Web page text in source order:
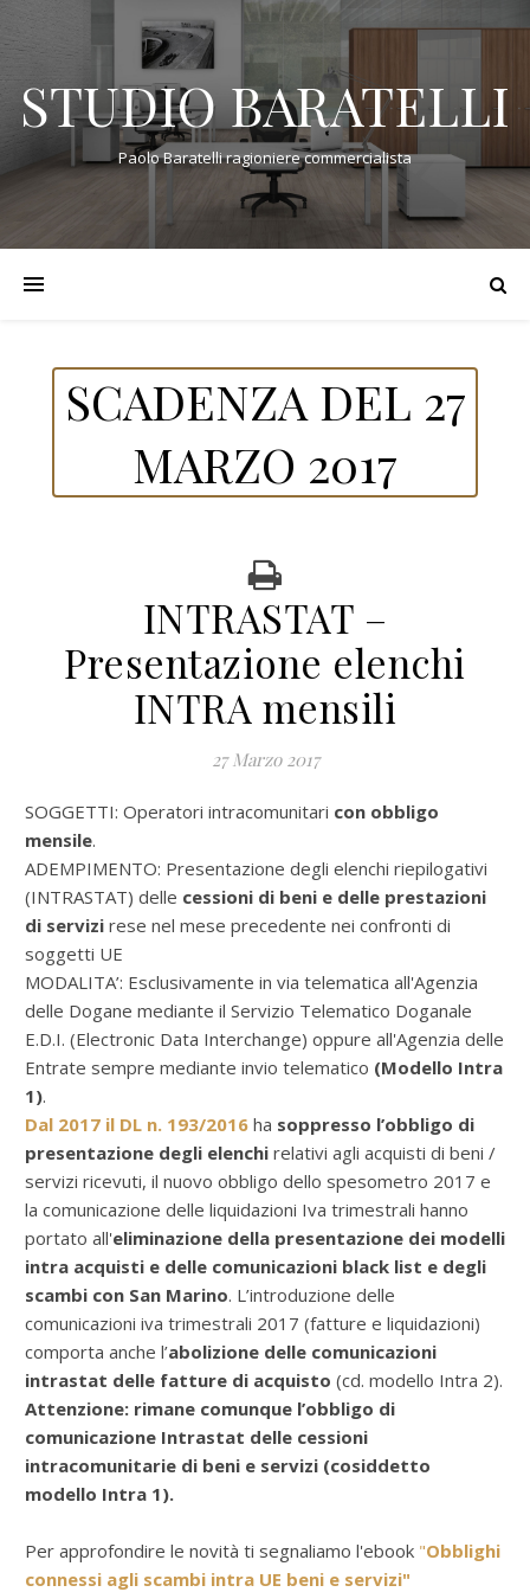
STUDIO BARATELLI
Paolo Baratelli ragioniere commercialista
SCADENZA DEL 27
MARZO 2017
INTRASTAT –
Presentazione elenchi
INTRA mensili
27 Marzo 2017
SOGGETTI: Operatori intracomunitari con obbligo
mensile.
ADEMPIMENTO: Presentazione degli elenchi riepilogativi
(INTRASTAT) delle cessioni di beni e delle prestazioni
di servizi rese nel mese precedente nei confronti di
soggetti UE
MODALITA’: Esclusivamente in via telematica all'Agenzia
delle Dogane mediante il Servizio Telematico Doganale
E.D.I. (Electronic Data Interchange) oppure all'Agenzia delle
Entrate sempre mediante invio telematico (Modello Intra
1).
Dal 2017 il DL n. 193/2016 ha soppresso l’obbligo di
presentazione degli elenchi relativi agli acquisti di beni /
servizi ricevuti, il nuovo obbligo dello spesometro 2017 e
la comunicazione delle liquidazioni Iva trimestrali hanno
portato all'eliminazione della presentazione dei modelli
intra acquisti e delle comunicazioni black list e degli
scambi con San Marino. L’introduzione delle
comunicazioni iva trimestrali 2017 (fatture e liquidazioni)
comporta anche l’abolizione delle comunicazioni
intrastat delle fatture di acquisto (cd. modello Intra 2).
Attenzione: rimane comunque l’obbligo di
comunicazione Intrastat delle cessioni
intracomunitarie di beni e servizi (cosiddetto
modello Intra 1).
Per approfondire le novità ti segnaliamo l'ebook "Obblighi
connessi agli scambi intra UE beni e servizi"